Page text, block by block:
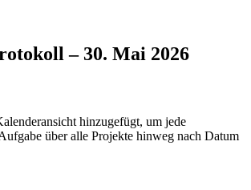
– 30. Mai 2026
hinzugefügt, um jede
über alle Projekte hinweg nach Datum